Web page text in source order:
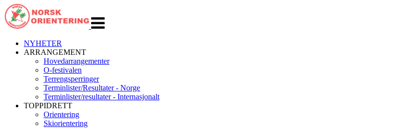
navigasjon
NYHETER
ARRANGEMENT
Hovedarrangementer
O-festivalen
Terrengsperringer
Terminlister/Resultater - Norge
Terminlister/resultater - Internasjonalt
TOPPIDRETT
Orientering
Skiorientering